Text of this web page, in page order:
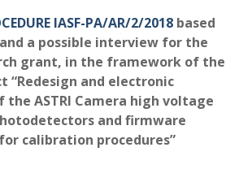
IASF-PA/AR/2/2018 based
a possible interview for the
grant, in the framework of the
“Redesign and electronic
ASTRI Camera high voltage
and firmware
calibration procedures”